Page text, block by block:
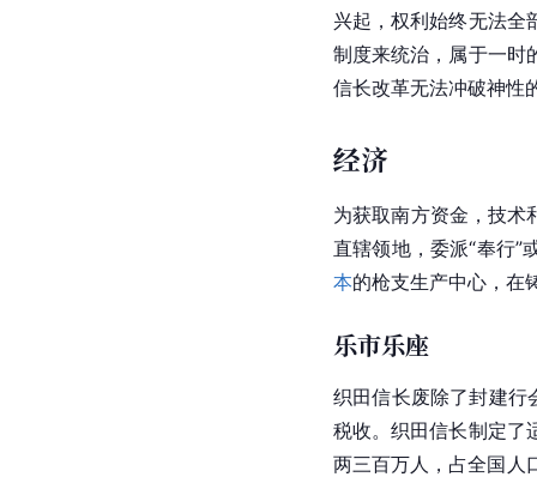
兴起，权利始终无法全
制度来统治，属于一时
信长改革无法冲破神性
经济
为获取南方资金，技术
直辖领地，委派“奉行”
本的枪支生产中心，在
乐市乐座
织田信长废除了封建行
税收。织田信长制定了
两三百万人，占全国人